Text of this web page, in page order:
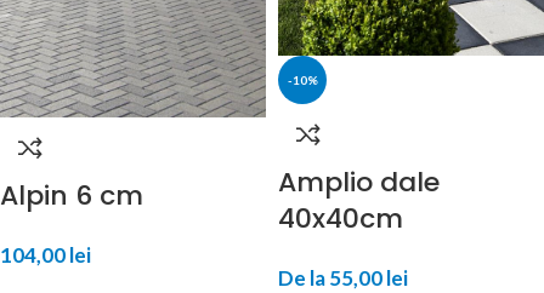
Alpin 6 cm
104,00lei
-10%
Amplio dale
40x40cm
De la55,00lei